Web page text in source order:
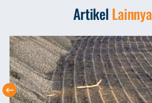
ArtikelLainnya